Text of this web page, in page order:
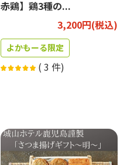
赤鶏】鶏3種の...
3,200円(税込)
よかもーる限定
( 3 件)